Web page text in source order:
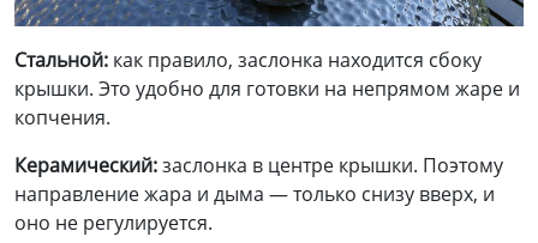
Стальной: как правило, заслонка находится сбоку
крышки. Это удобно для готовки на непрямом жаре и
копчения.
Керамический:заслонка в центре крышки. Поэтому
направление жара и дыма — только снизу вверх, и
оно не регулируется.